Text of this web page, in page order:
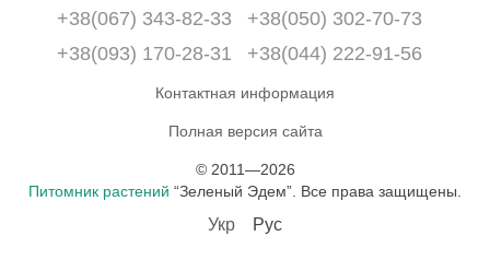
+38(067) 343-82-33
+38(050) 302-70-73
+38(093) 170-28-31
+38(044) 222-91-56
Контактная информация
Полная версия сайта
© 2011—2026
Питомник растений “Зеленый Эдем”. Все права защищены.
Укр Рус